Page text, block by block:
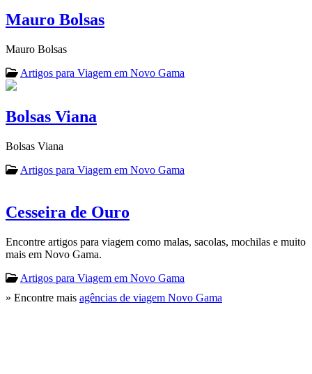
Mauro Bolsas
Mauro Bolsas
Artigos para Viagem em Novo Gama
Bolsas Viana
Bolsas Viana
Artigos para Viagem em Novo Gama
Cesseira de Ouro
Encontre artigos para viagem como malas, sacolas, mochilas e muito
mais em Novo Gama.
Artigos para Viagem em Novo Gama
» Encontre mais agências de viagem Novo Gama